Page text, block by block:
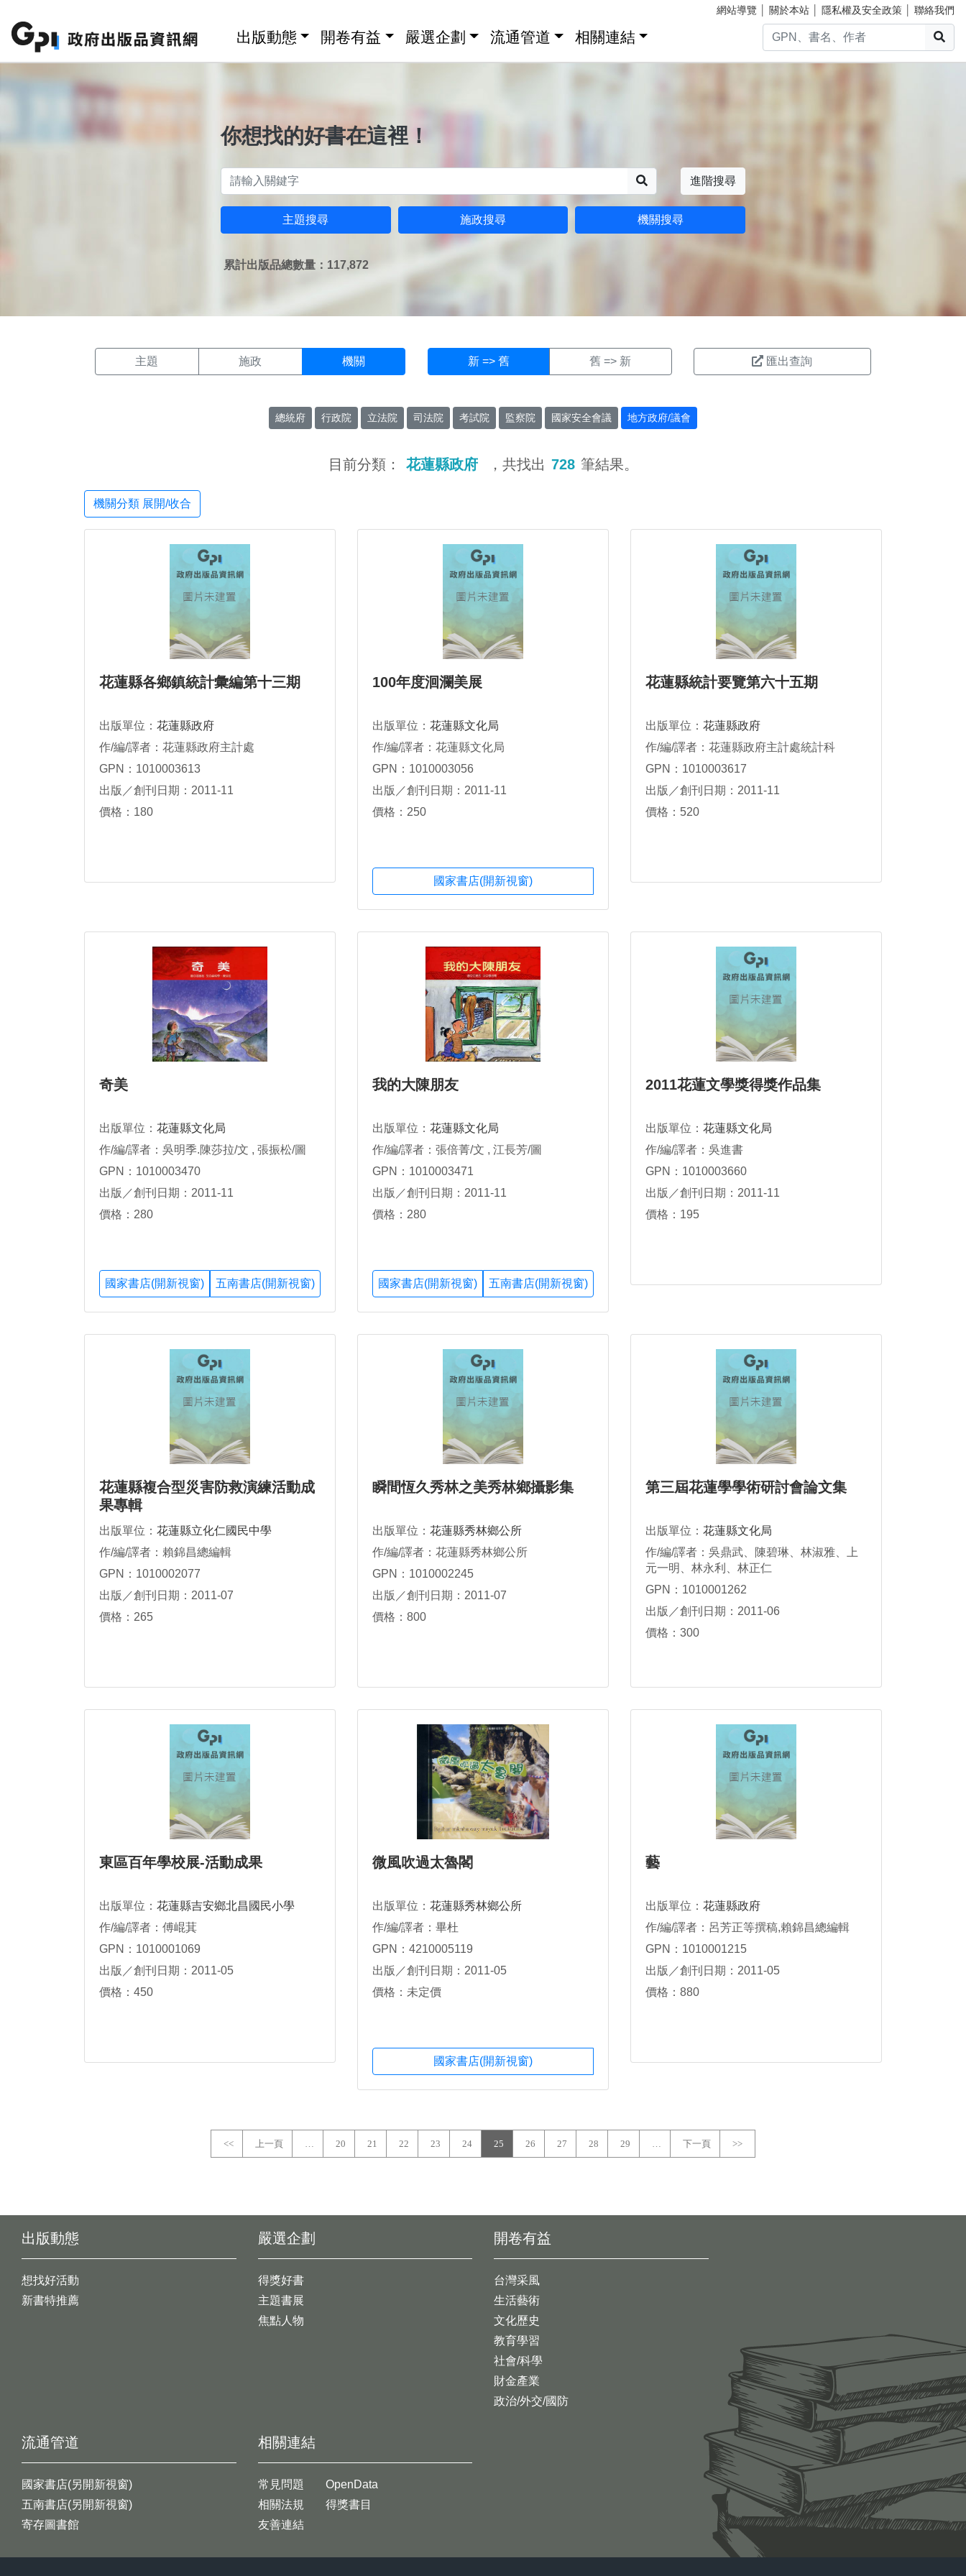
網站導覽 關於本站 隱私權及安全政策 聯絡我們
出版動態 開卷有益 嚴選企劃 流通管道 相關連結
你想找的好書在這裡！
進階搜尋
主題搜尋 施政搜尋 機關搜尋
累計出版品總數量：117,872
主題 施政 機關 新 => 舊 舊 => 新 匯出查詢
總統府 行政院 立法院 司法院 考試院 監察院 國家安全會議 地方政府/議會
目前分類： 花蓮縣政府 ，共找出 728 筆結果。
機關分類 展開/收合
花蓮縣各鄉鎮統計彙編第十三期
出版單位： 花蓮縣政府
作/編/譯者：花蓮縣政府主計處
GPN：1010003613
出版／創刊日期：2011-11
價格：180
100年度洄瀾美展
出版單位： 花蓮縣文化局
作/編/譯者：花蓮縣文化局
GPN：1010003056
出版／創刊日期：2011-11
價格：250
國家書店(開新視窗)
花蓮縣統計要覽第六十五期
出版單位： 花蓮縣政府
作/編/譯者：花蓮縣政府主計處統計科
GPN：1010003617
出版／創刊日期：2011-11
價格：520
奇美
出版單位： 花蓮縣文化局
作/編/譯者：吳明季.陳莎拉/文 , 張振松/圖
GPN：1010003470
出版／創刊日期：2011-11
價格：280
國家書店(開新視窗) 五南書店(開新視窗)
我的大陳朋友
出版單位： 花蓮縣文化局
作/編/譯者：張倍菁/文 , 江長芳/圖
GPN：1010003471
出版／創刊日期：2011-11
價格：280
國家書店(開新視窗) 五南書店(開新視窗)
2011花蓮文學獎得獎作品集
出版單位： 花蓮縣文化局
作/編/譯者：吳進書
GPN：1010003660
出版／創刊日期：2011-11
價格：195
花蓮縣複合型災害防救演練活動成
果專輯
出版單位： 花蓮縣立化仁國民中學
作/編/譯者：賴錦昌總編輯
GPN：1010002077
出版／創刊日期：2011-07
價格：265
瞬間恆久秀林之美秀林鄉攝影集
出版單位： 花蓮縣秀林鄉公所
作/編/譯者：花蓮縣秀林鄉公所
GPN：1010002245
出版／創刊日期：2011-07
價格：800
第三屆花蓮學學術研討會論文集
出版單位： 花蓮縣文化局
作/編/譯者：吳鼎武、陳碧琳、林淑雅、上
元一明、林永利、林正仁
GPN：1010001262
出版／創刊日期：2011-06
價格：300
東區百年學校展-活動成果
出版單位： 花蓮縣吉安鄉北昌國民小學
作/編/譯者：傅崐萁
GPN：1010001069
出版／創刊日期：2011-05
價格：450
微風吹過太魯閣
出版單位： 花蓮縣秀林鄉公所
作/編/譯者：畢杜
GPN：4210005119
出版／創刊日期：2011-05
價格：未定價
國家書店(開新視窗)
藝
出版單位： 花蓮縣政府
作/編/譯者：呂芳正等撰稿,賴錦昌總編輯
GPN：1010001215
出版／創刊日期：2011-05
價格：880
<< 上一頁 … 20 21 22 23 24 25 26 27 28 29 … 下一頁 >>
出版動態
想找好活動
新書特推薦
開卷有益
台灣采風
生活藝術
文化歷史
教育學習
社會/科學
財金產業
政治/外交/國防
嚴選企劃
得獎好書
主題書展
焦點人物
流通管道
國家書店(另開新視窗)
五南書店(另開新視窗)
寄存圖書館
相關連結
常見問題
相關法規
友善連結
OpenData
得獎書目